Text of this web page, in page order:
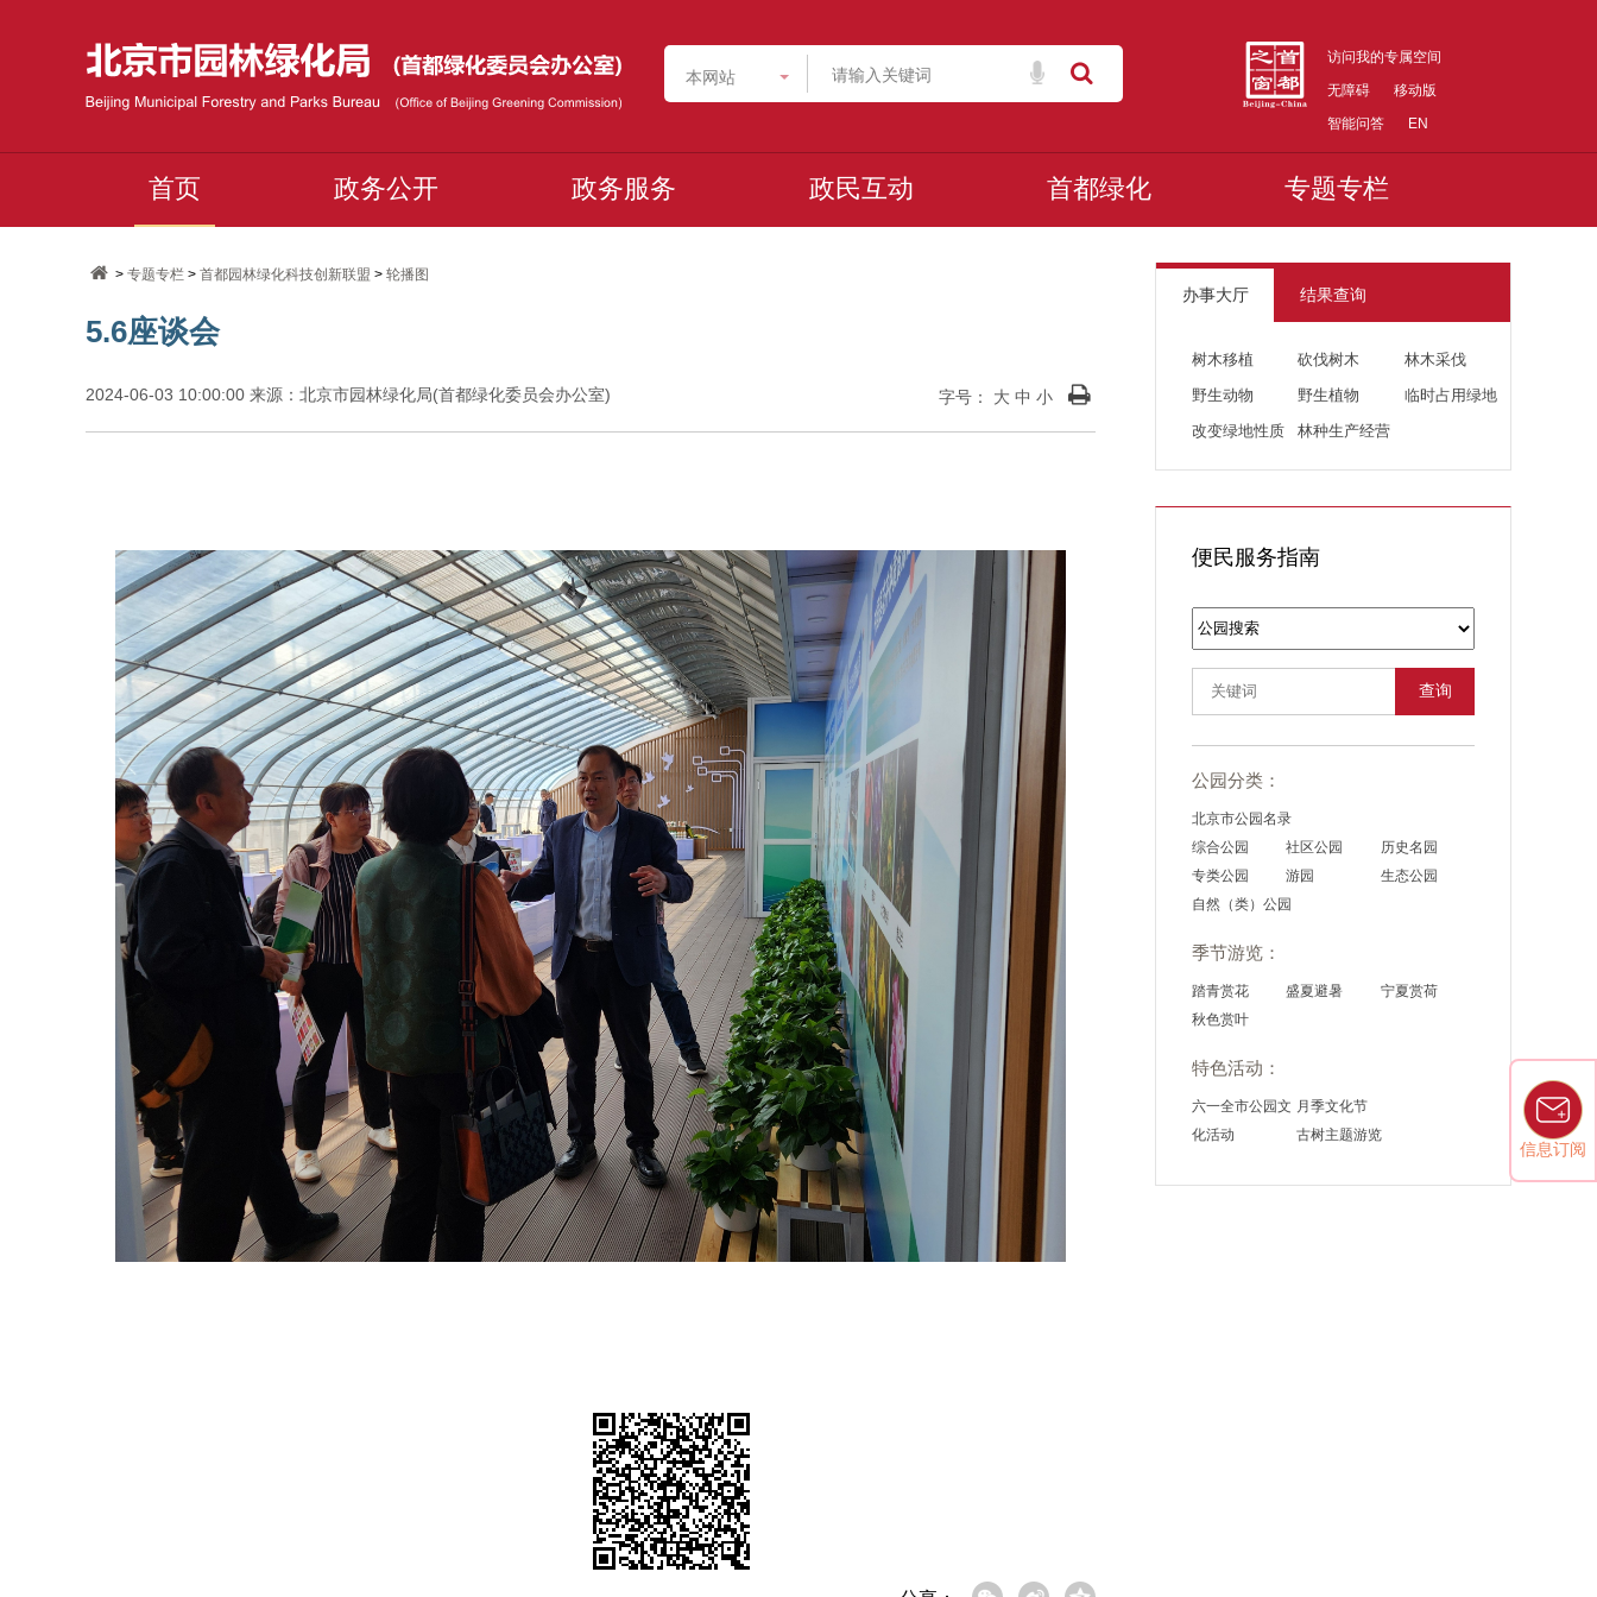
信息订阅
本网站
访问我的专属空间
无障碍
移动版
智能问答
EN
首页 政务公开 政务服务 政民互动 首都绿化 专题专栏
>专题专栏 >首都园林绿化科技创新联盟 >轮播图
5.6座谈会
字号： 大 中 小
2024-06-03 10:00:00 来源：北京市园林绿化局(首都绿化委员会办公室)
办事大厅 结果查询
树木移植 砍伐树木
林木采伐
野生动物
野生植物
临时占用绿地
改变绿地性质
林种生产经营
便民服务指南
查询
公园分类：
北京市公园名录
综合公园
社区公园
历史名园
专类公园
游园
生态公园
自然（类）公园
季节游览：
踏青赏花 盛夏避暑
宁夏赏荷
秋色赏叶
特色活动：
六一全市公园文
化活动
月季文化节
古树主题游览